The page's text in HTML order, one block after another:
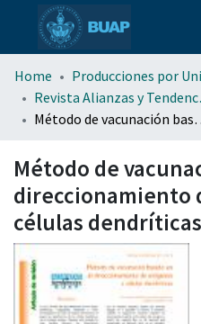
menu.section.about_menu
All of DSpace
Home
Método de vacunación
Método de
direccionamiento
células dendríticas